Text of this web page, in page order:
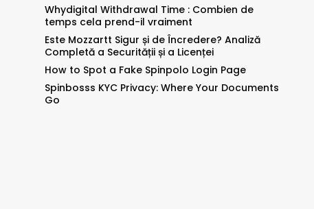
Whydigital Withdrawal Time : Combien de
temps cela prend-il vraiment
Este Mozzartt Sigur și de Încredere? Analiză
Completă a Securității și a Licenței
How to Spot a Fake Spinpolo Login Page
Spinbosss KYC Privacy: Where Your Documents
Go